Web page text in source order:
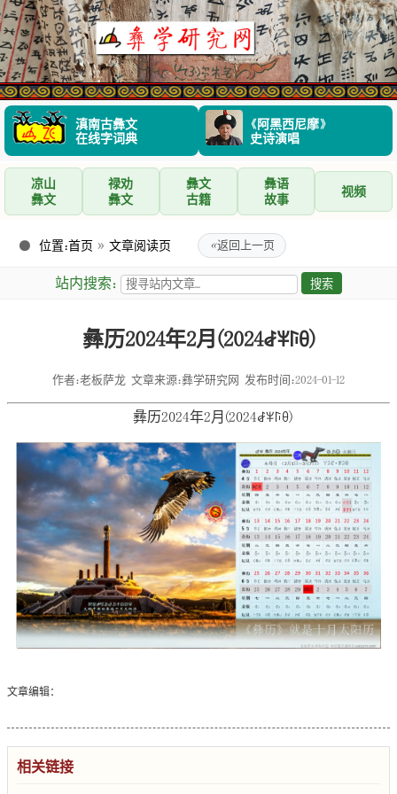
滇南古彝文
在线字词典
《阿黑西尼摩》
史诗演唱
凉山
彝文
禄劝
彝文
彝文
古籍
彝语
故事
视频
位置：首页 » 文章阅读页 «返回上一页
站内搜索：
彝历2024年2月(2024ꆀꈎꑍꆪ)
作者：老板萨龙 文章来源：彝学研究网 发布时间：2024-01-12
彝历2024年2月(2024ꆀꈎꑍꆪ)
文章编辑：
相关链接